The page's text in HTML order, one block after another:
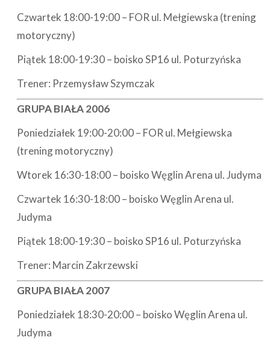
Czwartek 18:00-19:00 – FOR ul. Mełgiewska (trening
motoryczny)
Piątek 18:00-19:30 – boisko SP16 ul. Poturzyńska
Trener: Przemysław Szymczak
GRUPA BIAŁA 2006
Poniedziałek 19:00-20:00 – FOR ul. Mełgiewska
(trening motoryczny)
Wtorek 16:30-18:00 – boisko Węglin Arena ul. Judyma
Czwartek 16:30-18:00 – boisko Węglin Arena ul.
Judyma
Piątek 18:00-19:30 – boisko SP16 ul. Poturzyńska
Trener: Marcin Zakrzewski
GRUPA BIAŁA 2007
Poniedziałek 18:30-20:00 – boisko Węglin Arena ul.
Judyma